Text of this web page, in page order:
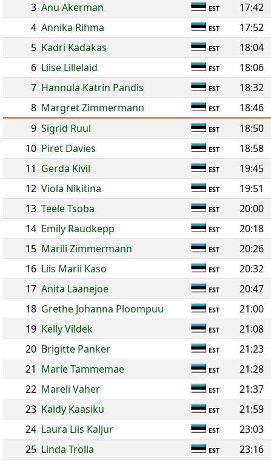
3 Anu Akerman EST 17:42
4 Annika Rihma EST 17:52
5 Kadri Kadakas EST 18:04
6 Liise Lillelaid EST 18:06
7 Hannula Katrin Pandis EST 18:32
8 Margret Zimmermann EST 18:46
9 Sigrid Ruul EST 18:50
10 Piret Davies EST 18:58
11 Gerda Kivil EST 19:45
12 Viola Nikitina EST 19:51
13 Teele Tsoba EST 20:00
14 Emily Raudkepp EST 20:18
15 Marili Zimmermann EST 20:26
16 Liis Marii Kaso EST 20:32
17 Anita Laanejoe EST 20:47
18 Grethe Johanna Ploompuu EST 21:00
19 Kelly Vildek EST 21:08
20 Brigitte Panker EST 21:23
21 Marie Tammemae EST 21:28
22 Mareli Vaher EST 21:37
23 Kaidy Kaasiku EST 21:59
24 Laura Liis Kaljur EST 23:03
25 Linda Trolla EST 23:16